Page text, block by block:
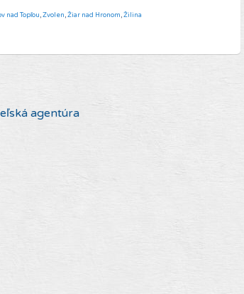
nad Topľou,Zvolen,Žiar nad Hronom,Žilina
agentúra